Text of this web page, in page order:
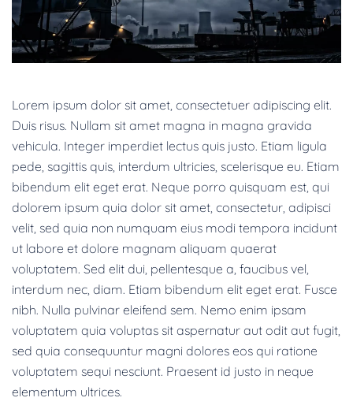
Lorem ipsum dolor sit amet, consectetuer adipiscing elit.
Duis risus. Nullam sit amet magna in magna gravida
vehicula. Integer imperdiet lectus quis justo. Etiam ligula
pede, sagittis quis, interdum ultricies, scelerisque eu. Etiam
bibendum elit eget erat. Neque porro quisquam est, qui
dolorem ipsum quia dolor sit amet, consectetur, adipisci
velit, sed quia non numquam eius modi tempora incidunt
ut labore et dolore magnam aliquam quaerat
voluptatem. Sed elit dui, pellentesque a, faucibus vel,
interdum nec, diam. Etiam bibendum elit eget erat. Fusce
nibh. Nulla pulvinar eleifend sem. Nemo enim ipsam
voluptatem quia voluptas sit aspernatur aut odit aut fugit,
sed quia consequuntur magni dolores eos qui ratione
voluptatem sequi nesciunt. Praesent id justo in neque
elementum ultrices.